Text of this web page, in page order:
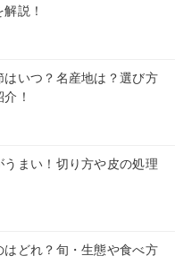
説！
いつ？名産地は？選び方
！
うまい！切り方や皮の処理
どれ？旬・生態や食べ方